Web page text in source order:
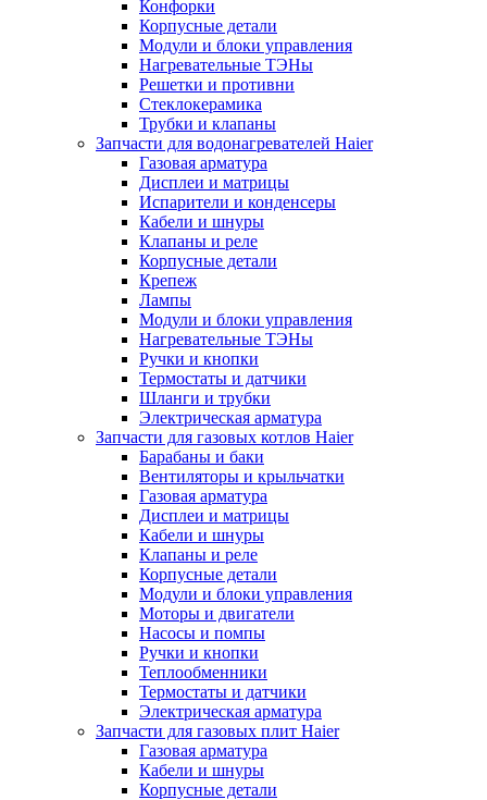
Конфорки
Корпусные детали
Модули и блоки управления
Нагревательные ТЭНы
Решетки и противни
Стеклокерамика
Трубки и клапаны
Запчасти для водонагревателей Haier
Газовая арматура
Дисплеи и матрицы
Испарители и конденсеры
Кабели и шнуры
Клапаны и реле
Корпусные детали
Крепеж
Лампы
Модули и блоки управления
Нагревательные ТЭНы
Ручки и кнопки
Термостаты и датчики
Шланги и трубки
Электрическая арматура
Запчасти для газовых котлов Haier
Барабаны и баки
Вентиляторы и крыльчатки
Газовая арматура
Дисплеи и матрицы
Кабели и шнуры
Клапаны и реле
Корпусные детали
Модули и блоки управления
Моторы и двигатели
Насосы и помпы
Ручки и кнопки
Теплообменники
Термостаты и датчики
Электрическая арматура
Запчасти для газовых плит Haier
Газовая арматура
Кабели и шнуры
Корпусные детали